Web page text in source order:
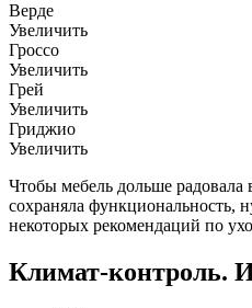
Верде
Увеличить
Гроссо
Увеличить
Грей
Увеличить
Гриджио
Увеличить
Чтобы мебель дольше радовала
сохраняла функциональность,
некоторых рекомендаций по
Климат-контроль.